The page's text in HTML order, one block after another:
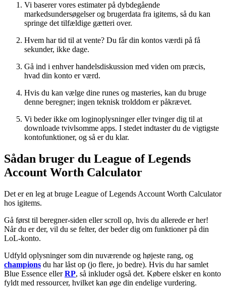
Vi baserer vores estimater på dybdegående
markedsundersøgelser og brugerdata fra igitems, så du kan
springe det tilfældige gætteri over.
Hvem har tid til at vente? Du får din kontos værdi på få
sekunder, ikke dage.
Gå ind i enhver handelsdiskussion med viden om præcis,
hvad din konto er værd.
Hvis du kan vælge dine runes og masteries, kan du bruge
denne beregner; ingen teknisk trolddom er påkrævet.
Vi beder ikke om loginoplysninger eller tvinger dig til at
downloade tvivlsomme apps. I stedet indtaster du de vigtigste
kontofunktioner, og så er du klar.
Sådan bruger du League of Legends
Account Worth Calculator
Det er en leg at bruge League of Legends Account Worth Calculator
hos igitems.
Gå først til beregner-siden eller scroll op, hvis du allerede er her!
Når du er der, vil du se felter, der beder dig om funktioner på din
LoL-konto.
Udfyld oplysninger som din nuværende og højeste rang, og
champions du har låst op (jo flere, jo bedre). Hvis du har samlet
Blue Essence ellerRP, så inkluder også det. Købere elsker en konto
fyldt med ressourcer, hvilket kan øge din endelige vurdering.